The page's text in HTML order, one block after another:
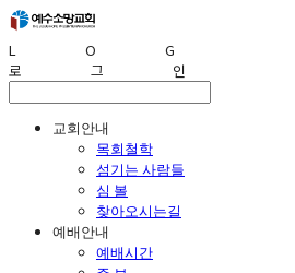
LOG
로그인
교회안내
목회철학
섬기는 사람들
심 볼
찾아오시는길
예배안내
예배시간